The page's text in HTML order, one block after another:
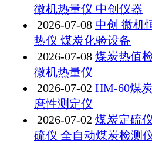
微机热量仪 中创仪器
2026-07-08 中创 微机
热仪 煤炭化验设备
2026-07-08 煤炭热值
微机热量仪
2026-07-02 HM-60煤
麿性测定仪
2026-07-02 煤炭定硫
硫仪 全自动煤炭检测